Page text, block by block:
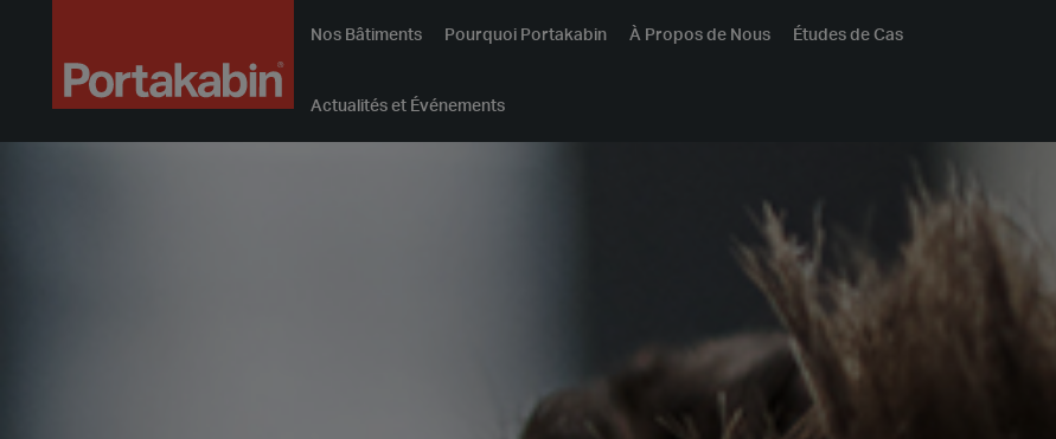
Nos Bâtiments
Pourquoi Portakabin À Propos de Nous Études de Cas
Actualités et Événements
client